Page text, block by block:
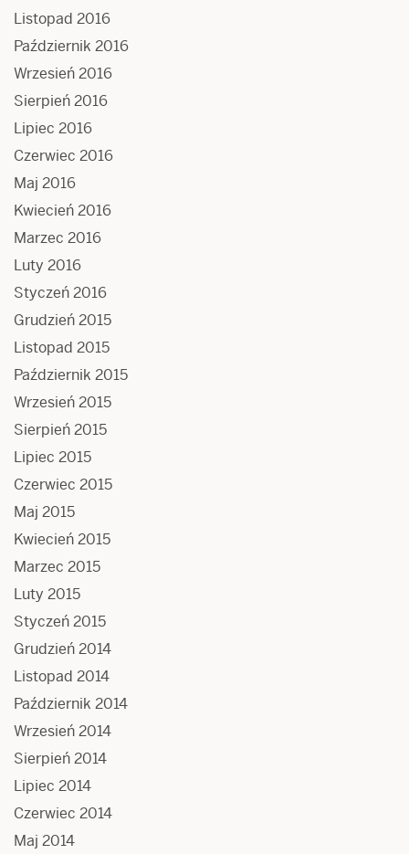
Listopad 2016
Październik 2016
Wrzesień 2016
Sierpień 2016
Lipiec 2016
Czerwiec 2016
Maj 2016
Kwiecień 2016
Marzec 2016
Luty 2016
Styczeń 2016
Grudzień 2015
Listopad 2015
Październik 2015
Wrzesień 2015
Sierpień 2015
Lipiec 2015
Czerwiec 2015
Maj 2015
Kwiecień 2015
Marzec 2015
Luty 2015
Styczeń 2015
Grudzień 2014
Listopad 2014
Październik 2014
Wrzesień 2014
Sierpień 2014
Lipiec 2014
Czerwiec 2014
Maj 2014